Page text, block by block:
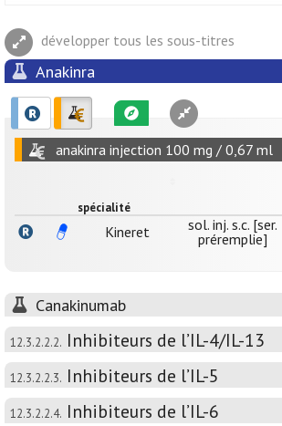
développer tous les sous-titres
Anakinra
anakinra injection 100 mg / 0,67 ml
spécialité
Kineret
sol. inj. s.c. [ser.
préremplie]
Canakinumab
12.3.2.2.2. Inhibiteurs de l’IL-4/IL-13
12.3.2.2.3. Inhibiteurs de l’IL-5
12.3.2.2.4. Inhibiteurs de l’IL-6